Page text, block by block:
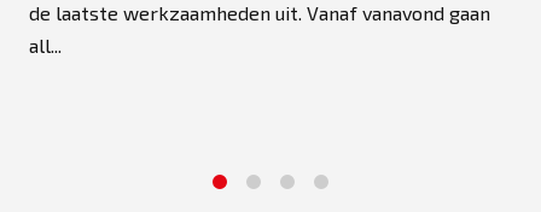
de laatste werkzaamheden uit. Vanaf vanavond gaan
all...